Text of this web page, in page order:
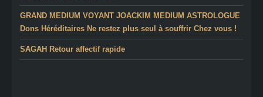
GRAND MEDIUM VOYANT JOACKIM MEDIUM ASTROLOGUE
Dons Héréditaires Ne restez plus seul à souffrir Chez vous !
SAGAH Retour affectif rapide